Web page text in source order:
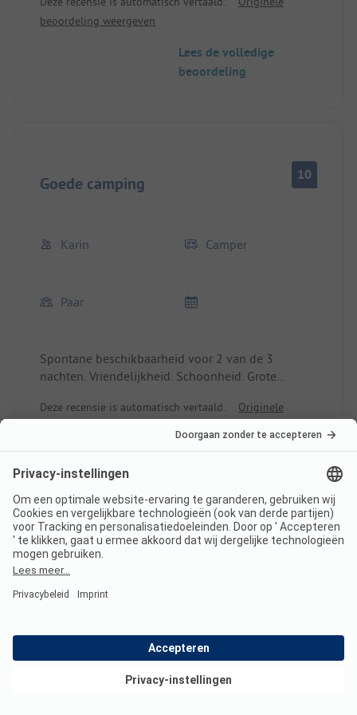
beoordeling weergeven
Lees de volledige
beoordeling
Goede camping 10
Karin Camper
Paar
Spontane beschikbaarheid voor 2 van de 3
nachten. Vriendelijkheid. Schoonheid. Grote
Deze recensie is automatisch vertaald.
Originele
Lees de volledige
Zeer mooie camping
Caravan
Bekijk deals